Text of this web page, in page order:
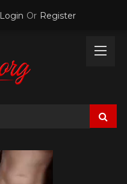
Login Or Register